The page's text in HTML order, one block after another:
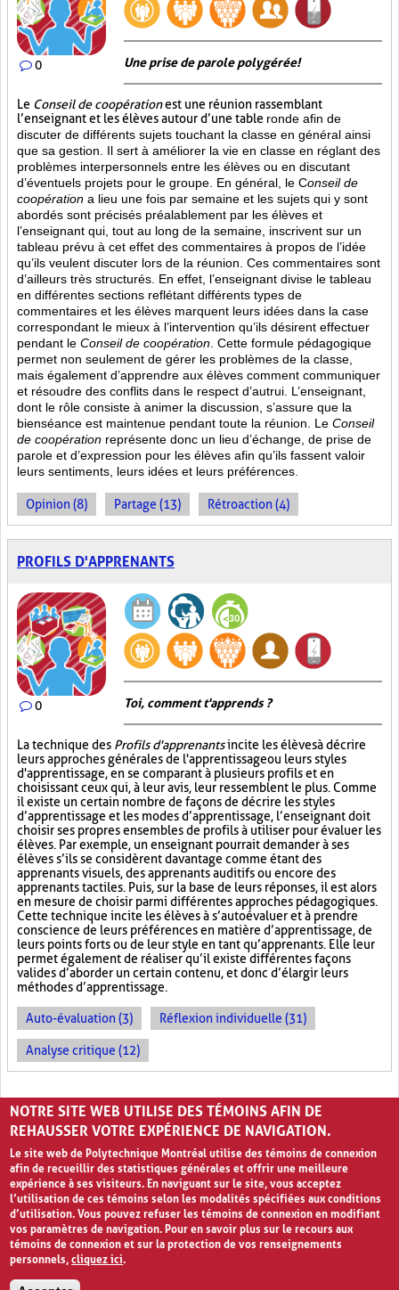
0 Une prise de parole polygérée!
Le Conseil de coopérationest une réunion rassemblant
l’enseignant et les élèves autour d’une table ronde afin de
discuter de différents sujets touchant la classe en général ainsi
que sa gestion. Il sert à améliorer la vie en classe en réglant des
problèmes interpersonnels entre les élèves ou en discutant
d’éventuels projets pour le groupe. En général, le Conseil de
coopération a lieu une fois par semaine et les sujets qui y sont
abordés sont précisés préalablement par les élèves et
l’enseignant qui, tout au long de la semaine, inscrivent sur un
tableau prévu à cet effet des commentaires à propos de l’idée
qu’ils veulent discuter lors de la réunion. Ces commentaires sont
d’ailleurs très structurés. En effet, l’enseignant divise le tableau
en différentes sections reflétant différents types de
commentaires et les élèves marquent leurs idées dans la case
correspondant le mieux à l’intervention qu’ils désirent effectuer
pendant le Conseil de coopération . Cette formule pédagogique
permet non seulement de gérer les problèmes de la classe,
mais également d’apprendre aux élèves comment communiquer
et résoudre des conflits dans le respect d’autrui. L’enseignant,
dont le rôle consiste à animer la discussion, s’assure que la
bienséance est maintenue pendant toute la réunion. Le Conseil
de coopération représente donc un lieu d’échange, de prise de
parole et d’expression pour les élèves afin qu’ils fassent valoir
leurs sentiments, leurs idées et leurs préférences.
Opinion (8) Partage (13) Rétroaction (4)
PROFILS D'APPRENANTS
0 Toi, comment t'apprends ?
La technique des Profils d'apprenantsincite les élèves à décrire
leurs approches générales de l'apprentissage ou leurs styles
d'apprentissage, en se comparant à plusieurs profils et en
choisissant ceux qui, à leur avis, leur ressemblent le plus. Comme
il existe un certain nombre de façons de décrire les styles
d’apprentissage et les modes d’apprentissage, l’enseignant doit
choisir ses propres ensembles de profils à utiliser pour évaluer les
élèves. Par exemple, un enseignant pourrait demander à ses
élèves s’ils se considèrent davantage comme étant des
apprenants visuels, des apprenants auditifs ou encore des
apprenants tactiles. Puis, sur la base de leurs réponses, il est alors
en mesure de choisir parmi différentes approches pédagogiques.
Cette technique incite les élèves à s’autoévaluer et à prendre
conscience de leurs préférences en matière d’apprentissage, de
leurs points forts ou de leur style en tant qu’apprenants. Elle leur
permet également de réaliser qu’il existe différentes façons
valides d’aborder un certain contenu, et donc d’élargir leurs
méthodes d’apprentissage.
Auto-évaluation (3) Réflexion individuelle (31)
Analyse critique (12)
PAGES
« ‹ 1 2 3
NOTRE SITE WEB UTILISE DES TÉMOINS AFIN DE
REHAUSSER VOTRE EXPÉRIENCE DE NAVIGATION.
Le site web de Polytechnique Montréal utilise des témoins de connexion
afin de recueillir des statistiques générales et offrir une meilleure
expérience à ses visiteurs. En naviguant sur le site, vous acceptez
l’utilisation de ces témoins selon les modalités spécifiées aux conditions
d’utilisation. Vous pouvez refuser les témoins de connexion en modifiant
vos paramètres de navigation. Pour en savoir plus sur le recours aux
témoins de connexion et sur la protection de vos renseignements
personnels,cliquez ici.